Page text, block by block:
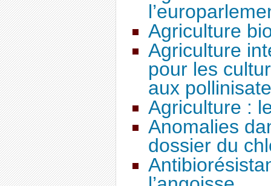
Agriculture
Agriculture
pour les
aux
Agriculture :
Anomalies
dossier du